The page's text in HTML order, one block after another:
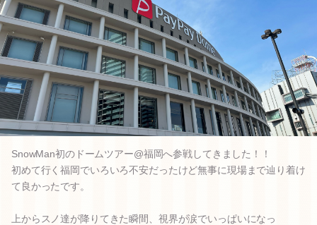
SnowMan初のドームツアー@福岡へ参戦してきました！！
初めて行く福岡でいろいろ不安だったけど無事に現場まで辿り着け
て良かったです。
上からスノ達が降りてきた瞬間、視界が涙でいっぱいになっ